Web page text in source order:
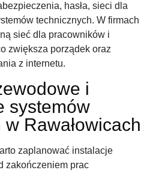
hasła, sieci dla
technicznych. W firmach
sieć dla pracowników i
zwiększa porządek oraz
z internetu.
i
systemów
Rawałowicach
zaplanować instalacje
zakończeniem prac